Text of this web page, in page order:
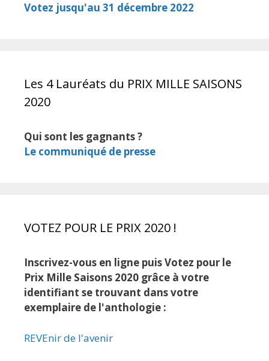
Votez jusqu'au 31 décembre 2022
Les 4 Lauréats du PRIX MILLE SAISONS
2020
Qui sont les gagnants ?
Le communiqué de presse
VOTEZ POUR LE PRIX 2020 !
Inscrivez-vous en ligne puis Votez pour le
Prix Mille Saisons 2020 grâce à votre
identifiant se trouvant dans votre
exemplaire de l'anthologie :
REVEnir de l'avenir